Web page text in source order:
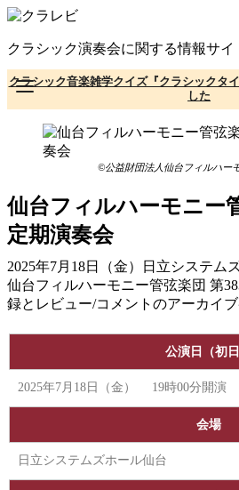
コ
テ
ン
ツ
へ
クラシック演奏会に関する情報サイ
クラシック音楽雑学クイズ『クラシックタ
した
©公益財団法人仙台フィルハー
仙台フィルハーモニー
定期演奏会
2025年7月18日（金）日立システム
仙台フィルハーモニー管弦楽団 第
録とレビュー/コメントのアーカイブ
公演日（初日
2025年7月18日（金） 19時00分開演
会場
日立システムズホール仙台